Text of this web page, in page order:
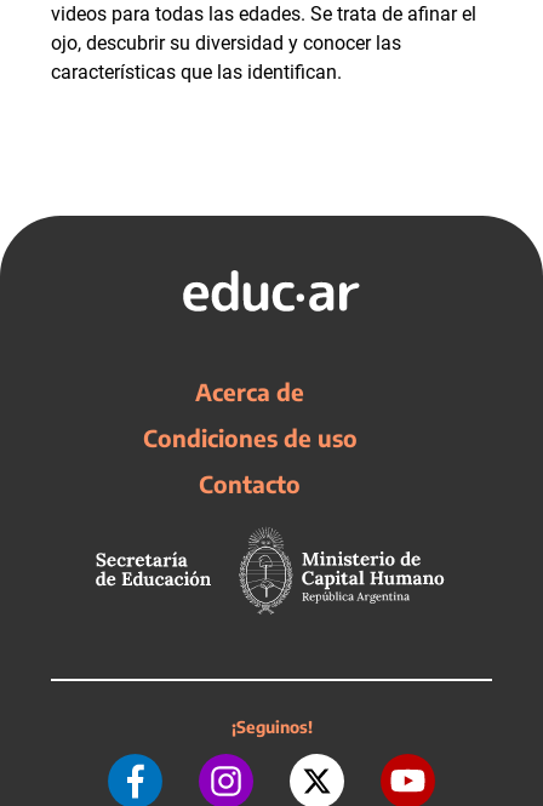
videos para todas las edades. Se trata de afinar el
ojo, descubrir su diversidad y conocer las
características que las identifican.
Acerca de
Condiciones de uso
Contacto
¡Seguinos!